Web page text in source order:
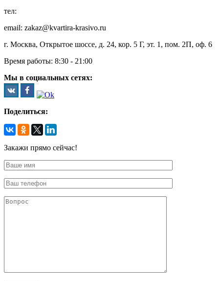
тел:
email: zakaz@kvartira-krasivo.ru
г. Москва, Открытое шоссе, д. 24, кор. 5 Г, эт. 1, пом. 2П, оф. 6
Время работы: 8:30 - 21:00
Мы в социальных сетях:
Поделиться:
Закажи прямо сейчас!